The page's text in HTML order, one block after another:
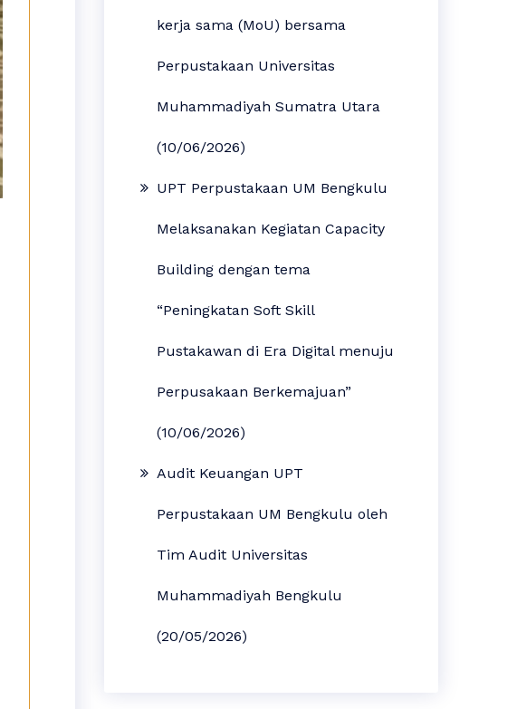
kerja sama (MoU) bersama
Perpustakaan Universitas
Muhammadiyah Sumatra Utara
(10/06/2026)
UPT Perpustakaan UM Bengkulu
Melaksanakan Kegiatan Capacity
Building dengan tema
“Peningkatan Soft Skill
Pustakawan di Era Digital menuju
Perpusakaan Berkemajuan”
(10/06/2026)
Audit Keuangan UPT
Perpustakaan UM Bengkulu oleh
Tim Audit Universitas
Muhammadiyah Bengkulu
(20/05/2026)